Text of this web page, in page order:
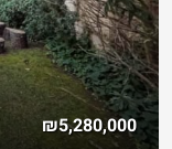
₪4,750,000